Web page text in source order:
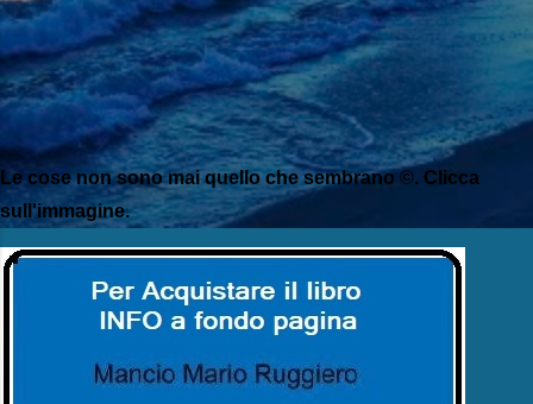
Le cose non sono mai quello che sembrano ©. Clicca
sull'immagine.